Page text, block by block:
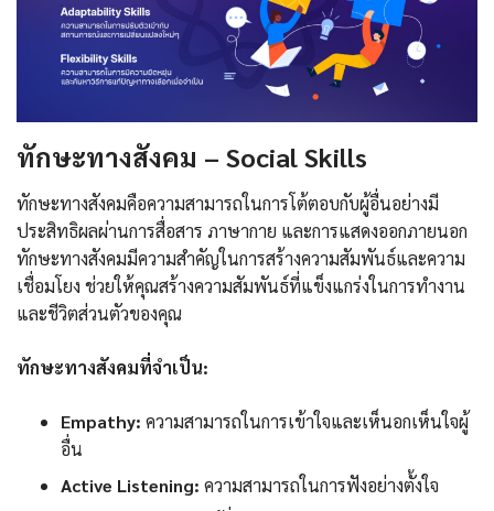
ทักษะทางสังคม – Social Skills
ทักษะทางสังคมคือความสามารถในการโต้ตอบกับผู้อื่นอย่างมี
ประสิทธิผลผ่านการสื่อสาร ภาษากาย และการแสดงออกภายนอก
ทักษะทางสังคมมีความสำคัญในการสร้างความสัมพันธ์และความ
เชื่อมโยง ช่วยให้คุณสร้างความสัมพันธ์ที่แข็งแกร่งในการทำงาน
และชีวิตส่วนตัวของคุณ
ทักษะทางสังคมที่จำเป็น:
Empathy: ความสามารถในการเข้าใจและเห็นอกเห็นใจผู้
อื่น
Active Listening: ความสามารถในการฟังอย่างตั้งใจ